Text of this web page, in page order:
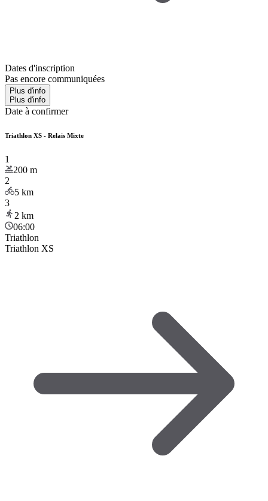
Dates d'inscription
Pas encore communiquées
Plus d'info
Plus d'info
Date à confirmer
Triathlon XS - Relais Mixte
1
200 m
2
5 km
3
2 km
06:00
Triathlon
Triathlon XS